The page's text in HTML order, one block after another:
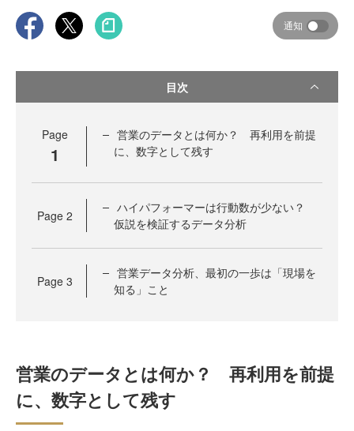
通知
目次
Page
1
営業のデータとは何か？ 再利用を前提
に、数字として残す
Page 2
ハイパフォーマーは行動数が少ない？
仮説を検証するデータ分析
Page 3
営業データ分析、最初の一歩は「現場を
知る」こと
営業のデータとは何か？ 再利用を前提
に、数字として残す